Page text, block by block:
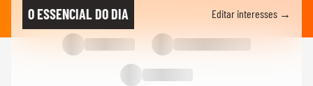
O ESSENCIAL DO DIA Editar interesses →